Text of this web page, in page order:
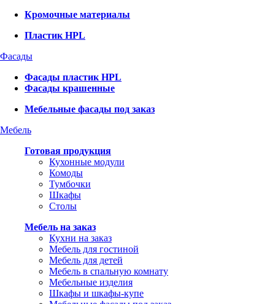
Кромочные материалы
Пластик HPL
Фасады
Фасады пластик HPL
Фасады крашенные
Мебельные фасады под заказ
Мебель
Готовая продукция
Кухонные модули
Комоды
Тумбочки
Шкафы
Столы
Мебель на заказ
Кухни на заказ
Мебель для гостиной
Мебель для детей
Мебель в спальную комнату
Мебельные изделия
Шкафы и шкафы-купе